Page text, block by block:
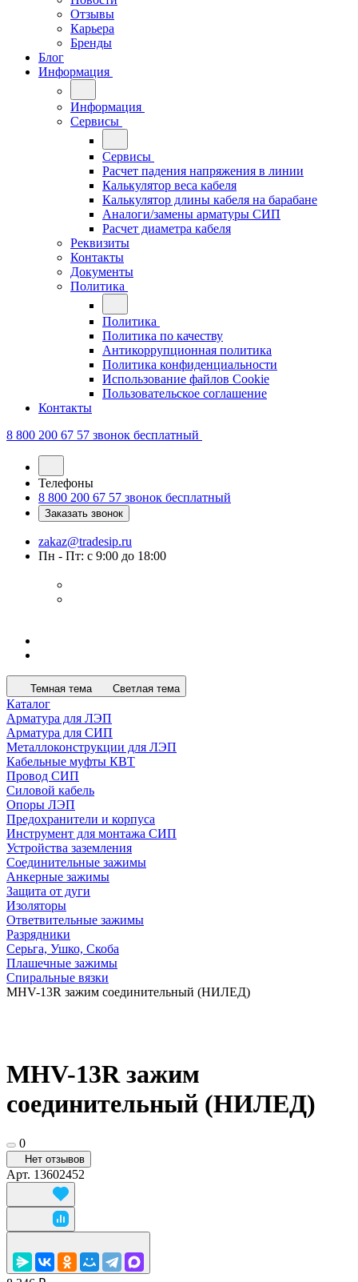
Отзывы
Карьера
Бренды
Блог
Информация
Информация
Сервисы
Сервисы
Расчет падения напряжения в линии
Калькулятор веса кабеля
Калькулятор длины кабеля на барабане
Аналоги/замены арматуры СИП
Расчет диаметра кабеля
Реквизиты
Контакты
Документы
Политика
Политика
Политика по качеству
Антикоррупционная политика
Политика конфиденциальности
Использование файлов Cookie
Пользовательское соглашение
Контакты
8 800 200 67 57 звонок бесплатный
Телефоны
8 800 200 67 57 звонок бесплатный
Заказать звонок
zakaz@tradesip.ru
Пн - Пт: с 9:00 до 18:00
Темная тема Светлая тема
Каталог
Арматура для ЛЭП
Арматура для СИП
Металлоконструкции для ЛЭП
Кабельные муфты КВТ
Провод СИП
Силовой кабель
Опоры ЛЭП
Предохранители и корпуса
Инструмент для монтажа СИП
Устройства заземления
Соединительные зажимы
Анкерные зажимы
Защита от дуги
Изоляторы
Ответвительные зажимы
Разрядники
Серьга, Ушко, Скоба
Плашечные зажимы
Спиральные вязки
MHV-13R зажим соединительный (НИЛЕД)
MHV-13R зажим
соединительный (НИЛЕД)
0
Нет отзывов
Арт. 13602452